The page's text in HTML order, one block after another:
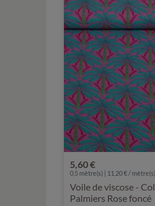
5,60 €
0,5 mètre(s) | 11,20 € / mètre(s)
Voile de viscose -
Palmiers Rose foncé